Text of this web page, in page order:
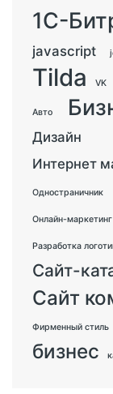
1С-
javascript
Tilda VK
Авто
Дизайн
Интернет
Одностраничник
Онлайн-маркетинг
Разработка
Сайт-
Сайт
Фирменный стиль
бизнес